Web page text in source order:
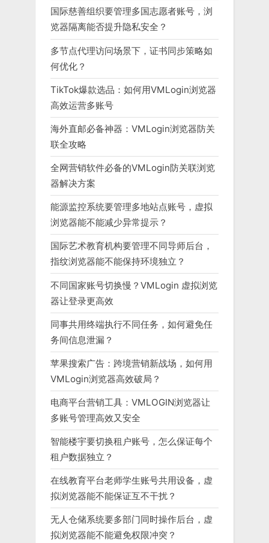
国际慈善组织要管理多国志愿者账号，浏
览器隔离能否提升隐私安全？
多节点代理访问场景下，证书同步策略如
何优化？
TikTok爆款选品：如何用VMLogin浏览器
高效运营多账号
海外直邮必备神器：VMLogin浏览器防关
联全攻略
全网营销软件必备的VMLogin防关联浏览
器解决方案
能源监控系统要管理多地站点账号，虚拟
浏览器能不能减少异常提示？
国际艺术教育机构要管理不同导师后台，
指纹浏览器能不能保持环境独立？
不同国家账号切换慢？VMLogin 虚拟浏览
器让登录更高效
同事共用终端执行不同任务，如何避免任
务间信息泄漏？
苹果搜索广告：跨境营销新战场，如何用
VMLogin浏览器高效破局？
电商平台营销工具：VMLOGIN浏览器让
多账号管理高效又安全
智能楼宇要切换租户账号，怎么保证每个
租户数据独立？
在线教育平台老师学生账号共用设备，虚
拟浏览器能不能保证互不干扰？
无人仓储系统要多部门同时操作后台，虚
拟浏览器能不能避免权限冲突？